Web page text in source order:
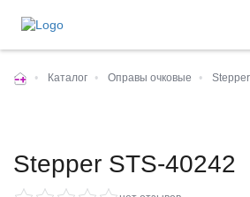
• Каталог • Оправы очковые •
Stepper STS-40242